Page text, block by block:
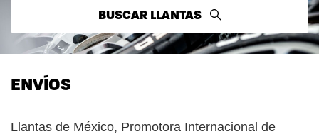
BUSCAR LLANTAS
ENVÍOS
Llantas de México, Promotora Internacional de